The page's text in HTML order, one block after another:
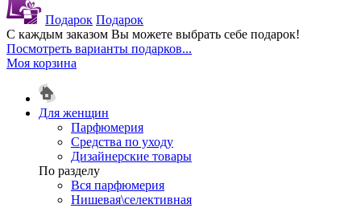
Подарок Подарок
С каждым заказом Вы можете выбрать себе подарок!
Посмотреть варианты подарков...
Моя корзина
Для женщин
Парфюмерия
Средства по уходу
Дизайнерские товары
По разделу
Вся парфюмерия
Нишевая\селективная